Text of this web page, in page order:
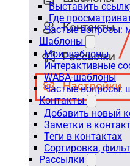
Выставить
Где
Частые вопросы:
Шаблоны
Мои шаблоны
Интерактивные
WABA-шаблоны
Частые вопросы:
Контакты
Добавить новый
Заметки в
Теги в контактах
Сортировка,
Рассылки